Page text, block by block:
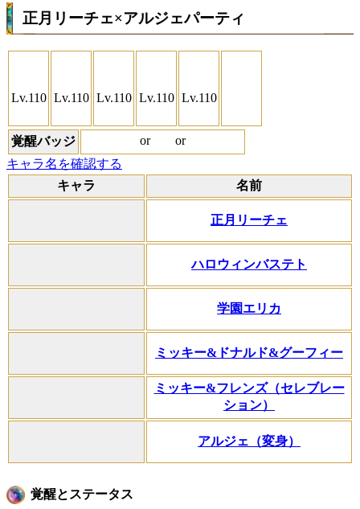
正月リーチェ×アルジェパーティ
Lv.110 Lv.110 Lv.110 Lv.110 Lv.110
覚醒バッジ or
or
キャラ名を確認する
キャラ
名前
正月リーチェ
ハロウィンバステト
学園エリカ
ミッキー&ドナルド&グーフィー
ミッキー&フレンズ（セレブレー
ション）
アルジェ（変身）
覚醒とステータス